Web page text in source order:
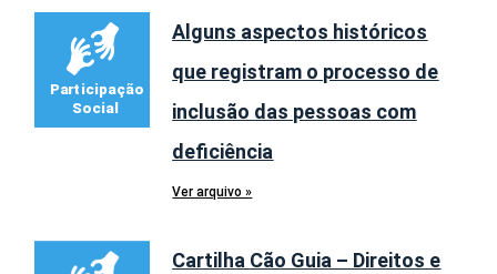
Alguns aspectos históricos
que registram o processo de
inclusão das pessoas com
deficiência
Ver arquivo »
Cartilha Cão Guia – Direitos e